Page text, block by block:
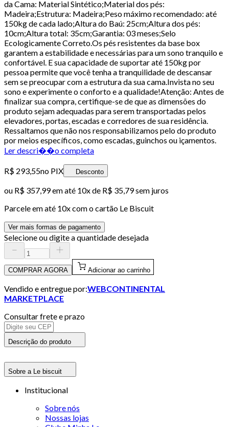
da Cama: Material Sintético;Material dos pés:
Madeira;Estrutura: Madeira;Peso máximo recomendado: até
150kg de cada lado;Altura do Baú: 25cm;Altura dos pés:
10cm;Altura total: 35cm;Garantia: 03 meses;Selo
Ecologicamente Correto.Os pés resistentes da base box
garantem a estabilidade e necessárias para um sono tranquilo e
confortável. E sua capacidade de suportar até 150kg por
pessoa permite que você tenha a tranquilidade de descansar
sem se preocupar com a estrutura da sua cama.Invista no seu
sono e experimente o conforto e a qualidade!Atenção: Antes de
finalizar sua compra, certifique-se de que as dimensões do
produto sejam adequadas para serem transportadas pelos
elevadores, portas, escadas e corredores de sua residência.
Ressaltamos que não nos responsabilizamos pelo do produto
por meios específicos, como escadas, guinchos ou içamentos.
Ler descri��o completa
R$ 293,55no PIX Desconto
ou R$ 357,99em até 10x de R$ 35,79 sem juros
Parcele em até 10x com o cartão Le Biscuit
Ver mais formas de pagamento
Selecione ou digite a quantidade desejada
COMPRAR AGORA Adicionar ao carrinho
Vendido e entregue por:WEBCONTINENTAL
MARKETPLACE
Consultar frete e prazo
Descrição do produto
Sobre a Le biscuit
Institucional
Sobre nós
Nossas lojas